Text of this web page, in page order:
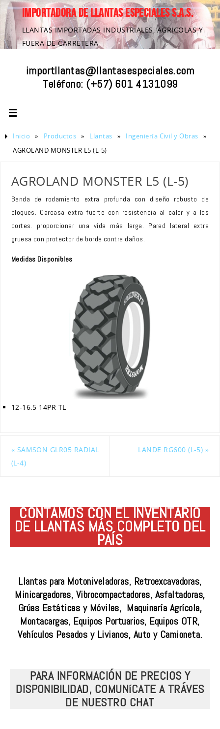
IMPORTADORA DE LLANTAS ESPECIALES S.A.S.
LLANTAS IMPORTADAS INDUSTRIALES, AGRICOLAS Y
FUERA DE CARRETERA
importllantas@llantasespeciales.com
Teléfono: (+57) 601 4131099
Inicio » Productos » Llantas » Ingeniería Civil y Obras
»
AGROLAND MONSTER L5 (L-5)
AGROLAND MONSTER L5 (L-5)
Banda de rodamiento extra profunda con diseño robusto de
bloques. Carcasa extra fuerte con resistencia al calor y a los
cortes. proporcionar una vida más larga. Pared lateral extra
gruesa con protector de borde contra daños.
Medidas Disponibles
12-16.5 14PR TL
« SAMSON GLR05 RADIAL
(L-4)
LANDE RG600 (L-5) »
CONTAMOS CON EL INVENTARIO
DE LLANTAS MÁS COMPLETO DEL
PAÍS
Llantas para Motoniveladoras, Retroexcavadoras,
Minicargadores, Vibrocompactadores, Asfaltadoras,
Grúas Estáticas y Móviles, Maquinaría Agrícola,
Montacargas, Equipos Portuarios, Equipos OTR,
Vehículos Pesados y Livianos, Auto y Camioneta.
PARA INFORMACIÓN DE PRECIOS Y
DISPONIBILIDAD, COMUNíCATE A TRÁVES
DE NUESTRO CHAT